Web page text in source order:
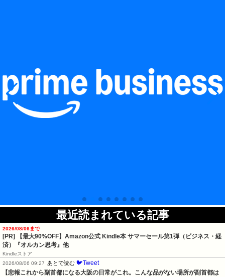
最近読まれている記事
2026/08/06まで
[PR]
【最大90%OFF】Amazon公式 Kindle本 サマーセール第1弾（ビジネス・経
済）『オルカン思考』他
Kindleストア
2026/08/06 09:27
あとで読む 🐦Tweet
【悲報これから副首都になる大阪の日常がこれ。こんな品がない場所が副首都は